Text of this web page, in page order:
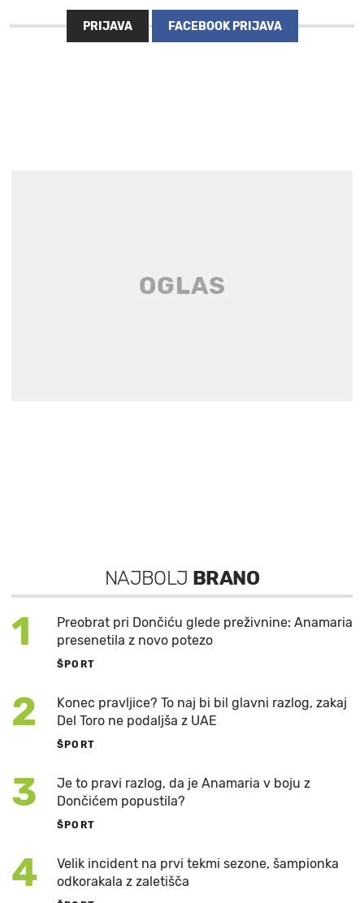
PRIJAVA FACEBOOK PRIJAVA
NAJBOLJ BRANO
1
Preobrat pri Dončiću glede preživnine: Anamaria
presenetila z novo potezo
ŠPORT
2
Konec pravljice? To naj bi bil glavni razlog, zakaj
Del Toro ne podaljša z UAE
ŠPORT
3
Je to pravi razlog, da je Anamaria v boju z
Dončićem popustila?
ŠPORT
4
Velik incident na prvi tekmi sezone, šampionka
odkorakala z zaletišča